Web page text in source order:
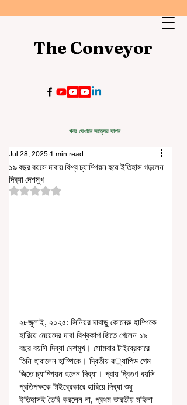
The Conveyor
খবর যেখানে সত্যের যাপন
১৯ বছর বয়সে দাবায় বিশ্ব চ্যাম্পিয়ন হয়ে ইতিহাস গড়লেন
দিব্যা দেশমুখ
Jul 28, 2025 1 min read
Rated NaN out of 5 stars.
২৮জুলাই, ২০২৫: সিনিয়র দাবাড়ু কোনেরু হাম্পিকে
হারিয়ে মেয়েদের দাবা বিশ্বকাপ জিতে গেলেন ১৯
বছর বয়সি দিব্যা দেশমুখ। সোমবার টাইব্রেকারে
তিনি হারালেন হাম্পিকে। দ্বিতীয় র‌্যাপিড গেম
জিতে চ্যাম্পিয়ন হলেন দিব্যা। প্রায় দ্বিগুণ বয়সি
প্রতিপক্ষকে টাইব্রেকারে হারিয়ে দিব্যা শুধু
ইতিহাসই তৈরি করলেন না, প্রথম ভারতীয় মহিলা